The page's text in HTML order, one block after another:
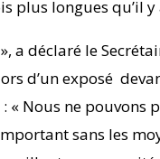
plus longues qu’il y
a déclaré le
d’un exposé
« Nous ne pouvons
sans les